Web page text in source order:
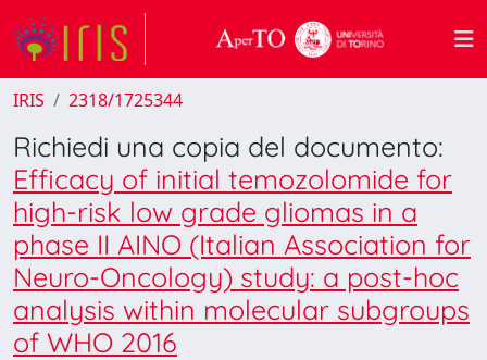
IRIS 2318/1725344
Richiedi una copia del documento:
Efficacy of initial temozolomide for
high-risk low grade gliomas in a
phase II AINO (Italian Association for
Neuro-Oncology) study: a post-hoc
analysis within molecular subgroups
of WHO 2016